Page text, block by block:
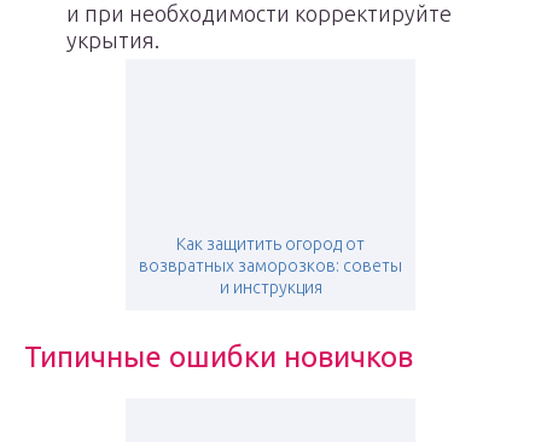
и при необходимости корректируйте
укрытия.
Как защитить огород от
возвратных заморозков: советы
и инструкция
Типичные ошибки новичков